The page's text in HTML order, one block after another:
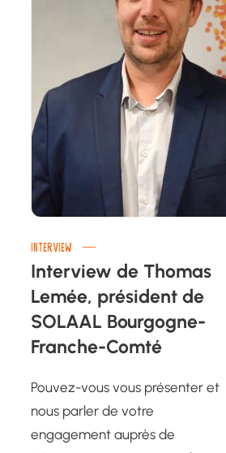
INTERVIEW
Interview de Thomas
Lemée, président de
SOLAAL Bourgogne-
Franche-Comté
Pouvez-vous vous présenter et
nous parler de votre
engagement auprès de